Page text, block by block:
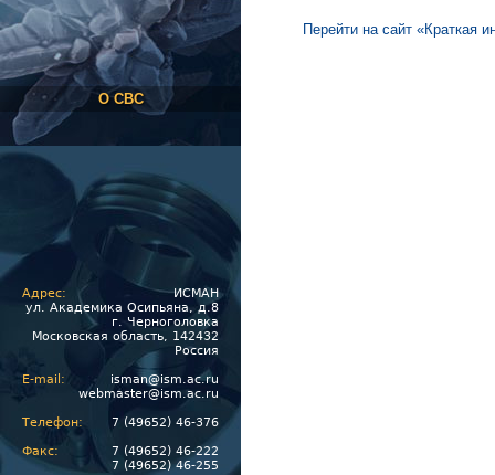
О СВС
Адрес:
ИСМАН
ул. Академика Осипьяна, д.8
г. Черноголовка
Московская область, 142432
Россия
E-mail:
isman@ism.ac.ru
webmaster@ism.ac.ru
Телефон:
7 (49652) 46-376
Факс:
7 (49652) 46-222
7 (49652) 46-255
Перейти на сайт «Краткая